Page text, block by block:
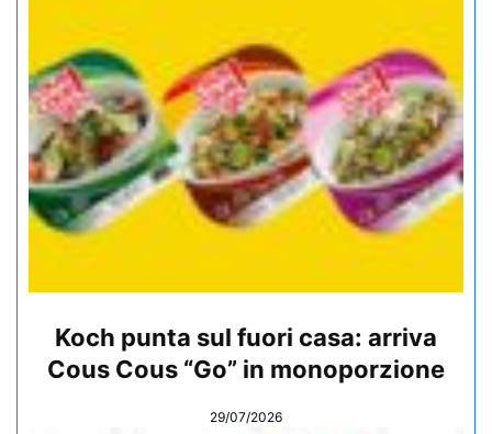
Koch punta sul fuori casa: arriva
Cous Cous “Go” in monoporzione
29/07/2026